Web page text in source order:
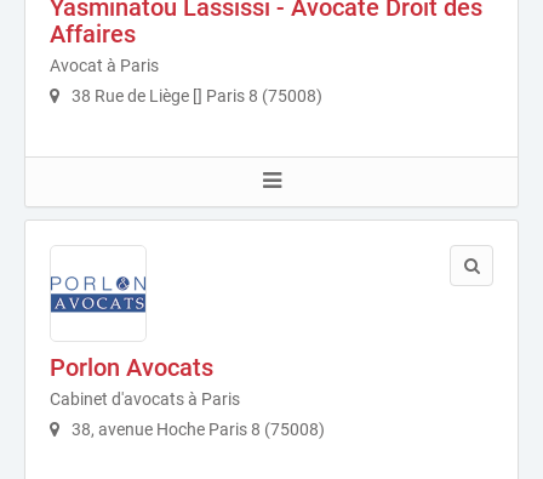
Yasminatou Lassissi - Avocate Droit des
Affaires
Avocat à Paris
38 Rue de Liège [] Paris 8 (75008)
Porlon Avocats
Cabinet d'avocats à Paris
38, avenue Hoche Paris 8 (75008)